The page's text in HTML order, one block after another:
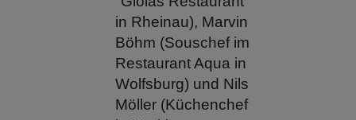
in Rheinau), Marvin
Böhm (Souschef im
Restaurant Aqua in
Wolfsburg) und Nils
Möller (Küchenchef